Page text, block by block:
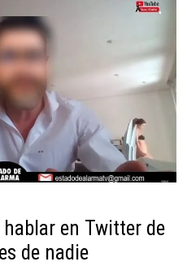
en Twitter de
de nadie